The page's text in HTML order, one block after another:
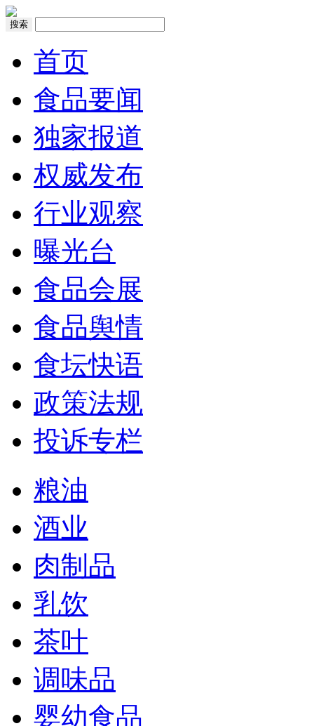
搜索
首页
食品要闻
独家报道
权威发布
行业观察
曝光台
食品会展
食品舆情
食坛快语
政策法规
投诉专栏
粮油
酒业
肉制品
乳饮
茶叶
调味品
婴幼食品